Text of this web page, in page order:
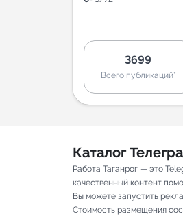
3699
Всего публикаций*
Каталог
Работа Таганрог — это
качественный контент
Вы можете запустить
Стоимость размещения